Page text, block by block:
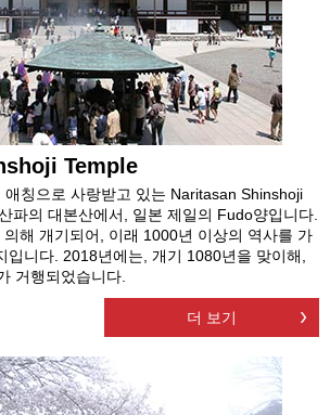
Temple
애칭으로 사랑받고 있는 Naritasan Shinshoji
파의 대본산에서, 일본 제일의 Fudo양입니다.
해 개기되어, 이래 1000년 이상의 역사를 가
입니다. 2018년에는, 개기 1080년을 맞이해,
거행되었습니다.
더 보기